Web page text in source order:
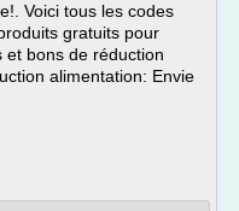
Voici tous les codes
gratuits pour
et bons de réduction
alimentation: Envie